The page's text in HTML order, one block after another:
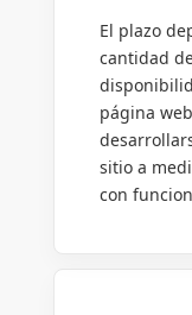
El plazo
cantidad
página
sitio a
con